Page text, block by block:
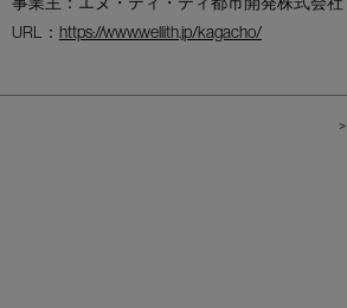
URL： https://www.wellith.jp/kagacho/
>